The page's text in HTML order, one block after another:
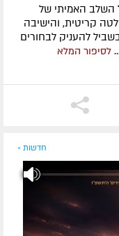
השלב האמיתי של
קריטית, והישיבה
להעניק לבחורים
לסיפור המלא
חדשות »